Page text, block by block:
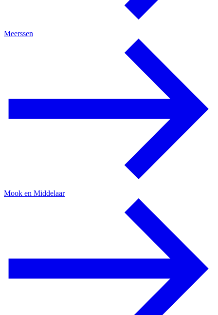
Meerssen
Mook en Middelaar